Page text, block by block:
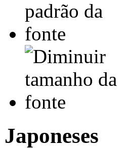
Japoneses